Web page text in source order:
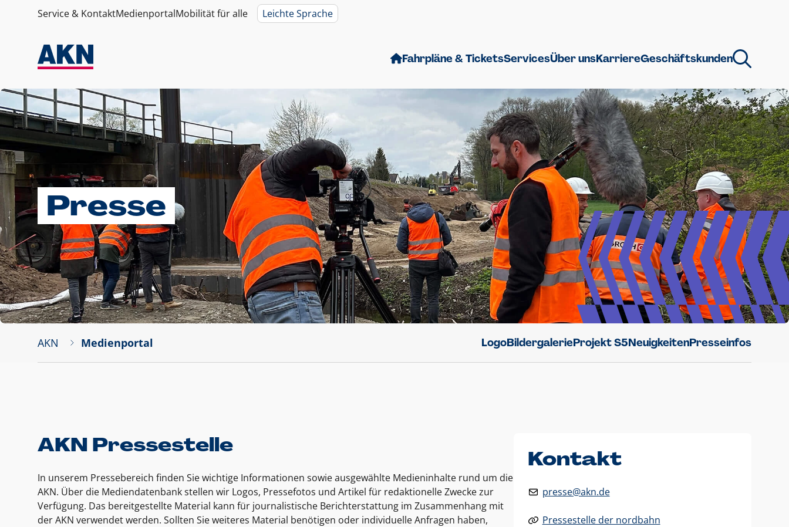
Service & KontaktMedienportalMobilität für alle Leichte Sprache
Fahrpläne & TicketsServicesÜber unsKarriereGeschäftskunden
Presse
AKN Medienportal LogoBildergalerieProjekt S5NeuigkeitenPresseinfos
AKN Pressestelle
In unserem Pressebereich finden Sie wichtige Informationen sowie ausgewählte Medieninhalte rund um die
AKN. Über die Mediendatenbank stellen wir Logos, Pressefotos und Artikel für redaktionelle Zwecke zur
Verfügung. Das bereitgestellte Material kann für journalistische Berichterstattung im Zusammenhang mit
der AKN verwendet werden. Sollten Sie weiteres Material benötigen oder individuelle Anfragen haben,
Kontakt
presse@akn.de
Pressestelle der nordbahn